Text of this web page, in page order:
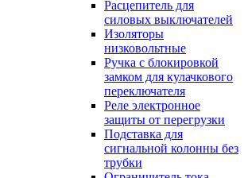
Расцепитель для
силовых выключателей
Изоляторы
низковольтные
Ручка с блокировкой
замком для кулачкового
переключателя
Реле электронное
защиты от перегрузки
Подставка для
сигнальной колонны без
трубки